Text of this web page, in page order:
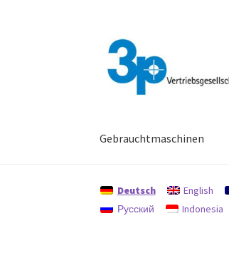
Navigation
springen
Zum
Inhalt
springen
Gebrauchtmaschinen
Deutsch English
Русский
Indonesia